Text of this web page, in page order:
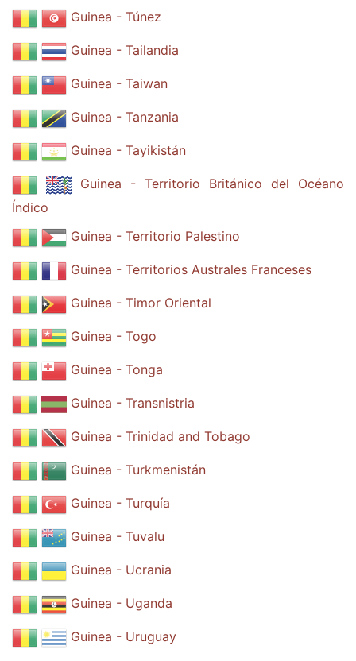
Guinea - Túnez
Guinea - Tailandia
Guinea - Taiwan
Guinea - Tanzania
Guinea - Tayikistán
Guinea - Territorio Británico del Océano
Índico
Guinea - Territorio Palestino
Guinea - Territorios Australes Franceses
Guinea - Timor Oriental
Guinea - Togo
Guinea - Tonga
Guinea - Transnistria
Guinea - Trinidad and Tobago
Guinea - Turkmenistán
Guinea - Turquía
Guinea - Tuvalu
Guinea - Ucrania
Guinea - Uganda
Guinea - Uruguay